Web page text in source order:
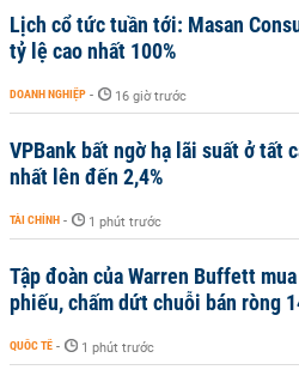
Lịch cổ tức tuần tới: Masan
tỷ lệ cao nhất 100%
DOANH NGHIỆP - 16 giờ trước
VPBank bất ngờ hạ lãi suất ở tất
nhất lên đến 2,4%
TÀI CHÍNH - 1 phút trước
Tập đoàn của Warren Buffett
phiếu, chấm dứt chuỗi bán ròng
QUỐC TẾ - 1 phút trước